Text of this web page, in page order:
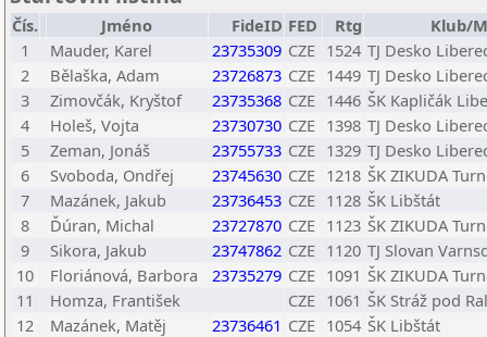
Čís. Jméno FideID FED Rtg
Klub/
1
Mauder, Karel 23735309 CZE 1524 TJ Desko
2
Bělaška, Adam 23726873 CZE 1449 TJ Desko
3
Zimovčák, Kryštof 23735368 CZE 1446 ŠK Kapličák
4
Holeš, Vojta 23730730 CZE 1398 TJ Desko
5
Zeman, Jonáš 23755733 CZE 1329 TJ Desko
6
Svoboda, Ondřej 23745630 CZE 1218 ŠK ZIKUDA
7
Mazánek, Jakub 23736453 CZE 1128 ŠK Libštát
8
Ďúran, Michal 23727870 CZE 1123 ŠK ZIKUDA
9
Sikora, Jakub 23747862 CZE 1120 TJ Slovan
10
Floriánová, Barbora 23735279 CZE 1091 ŠK ZIKUDA
11
Homza, František CZE 1061 ŠK Stráž pod
12
Mazánek, Matěj 23736461 CZE 1054 ŠK Libštát